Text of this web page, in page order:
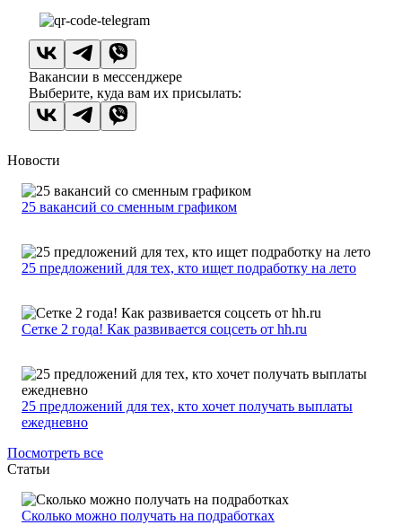
Вакансии в мессенджере
Выберите, куда вам их присылать:
Новости
25 вакансий со сменным графиком
25 предложений для тех, кто ищет подработку на лето
Сетке 2 года! Как развивается соцсеть от hh.ru
25 предложений для тех, кто хочет получать выплаты
ежедневно
Посмотреть все
Статьи
Сколько можно получать на подработках